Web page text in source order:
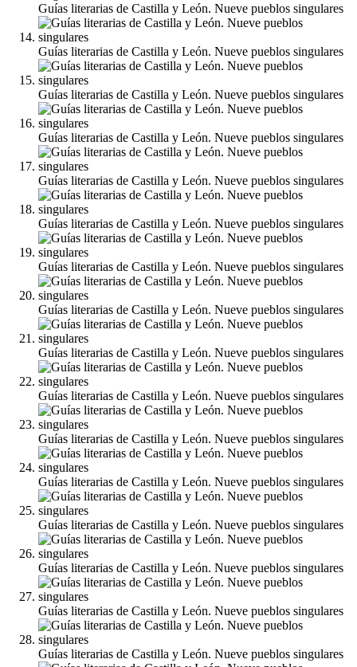
Guías literarias de Castilla y León. Nueve pueblos singulares
Guías literarias de Castilla y León. Nueve pueblos singulares
Guías literarias de Castilla y León. Nueve pueblos singulares
Guías literarias de Castilla y León. Nueve pueblos singulares
Guías literarias de Castilla y León. Nueve pueblos singulares
Guías literarias de Castilla y León. Nueve pueblos singulares
Guías literarias de Castilla y León. Nueve pueblos singulares
Guías literarias de Castilla y León. Nueve pueblos singulares
Guías literarias de Castilla y León. Nueve pueblos singulares
Guías literarias de Castilla y León. Nueve pueblos singulares
Guías literarias de Castilla y León. Nueve pueblos singulares
Guías literarias de Castilla y León. Nueve pueblos singulares
Guías literarias de Castilla y León. Nueve pueblos singulares
Guías literarias de Castilla y León. Nueve pueblos singulares
Guías literarias de Castilla y León. Nueve pueblos singulares
Guías literarias de Castilla y León. Nueve pueblos singulares